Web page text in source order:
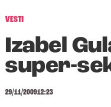
VESTI
Izabel
super-
29/11/200912:23